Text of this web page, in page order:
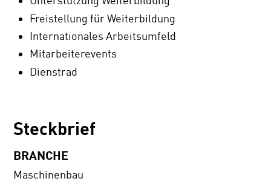
Freistellung für Weiterbildung
Internationales Arbeitsumfeld
Mitarbeiterevents
Dienstrad
Steckbrief
BRANCHE
Maschinenbau